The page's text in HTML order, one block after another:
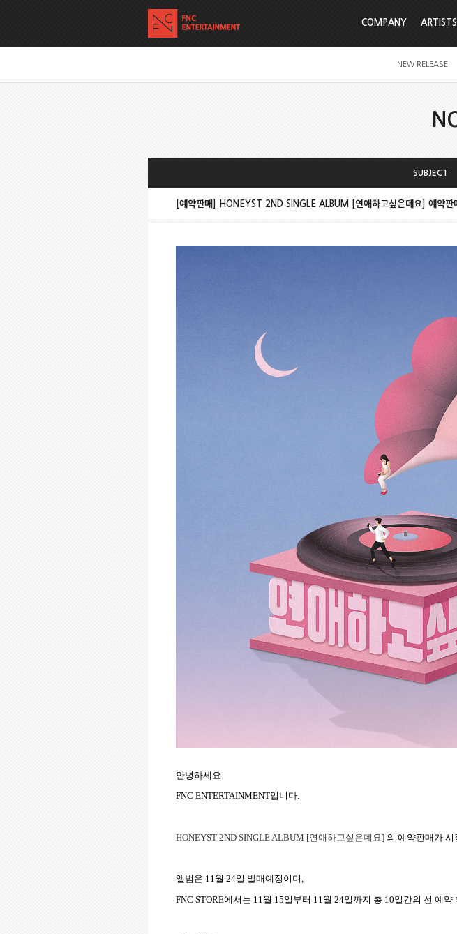
COMPANY ARTISTS
NEW RELEASE
SUBJECT
[예약판매] HONEYST 2ND SINGLE ALBUM [연애하고싶은데요] 예약판
안녕하세요.
FNC ENTERTAINMENT입니다.
HONEYST 2ND SINGLE ALBUM [연애하고싶은데요] 의 예약판매가 시
앨범은 11월 24일 발매예정이며,
FNC STORE에서는 11월 15일부터 11월 24일까지 총 10일간의 선 예약